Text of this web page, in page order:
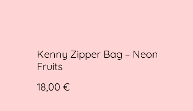
Kenny Zipper Bag – Neon
Fruits
18,00 €